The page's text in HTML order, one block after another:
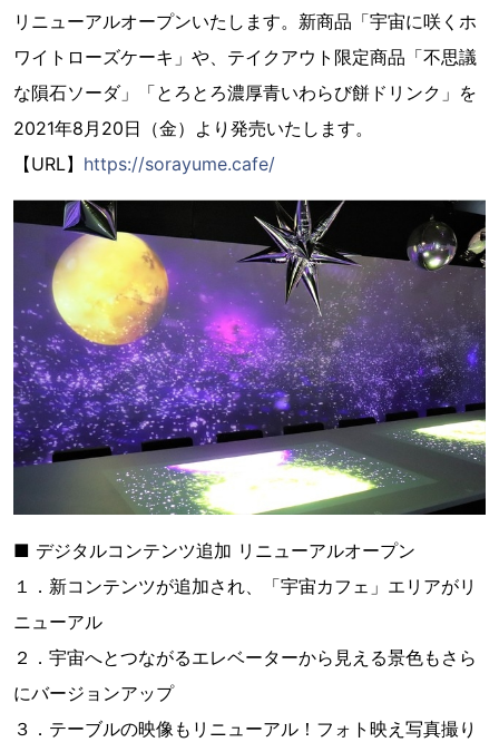
リニューアルオープンいたします。新商品「宇宙に咲くホ
ワイトローズケーキ」や、テイクアウト限定商品「不思議
な隕石ソーダ」「とろとろ濃厚青いわらび餅ドリンク」を
2021年8月20日（金）より発売いたします。
【URL】 https://sorayume.cafe/
■ デジタルコンテンツ追加 リニューアルオープン
１．新コンテンツが追加され、「宇宙カフェ」エリアがリ
ニューアル
２．宇宙へとつながるエレベーターから見える景色もさら
にバージョンアップ
３．テーブルの映像もリニューアル！フォト映え写真撮り